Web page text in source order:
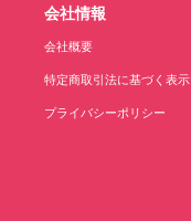
会社情報
会社概要
特定商取引法に基づく表示
プライバシーポリシー